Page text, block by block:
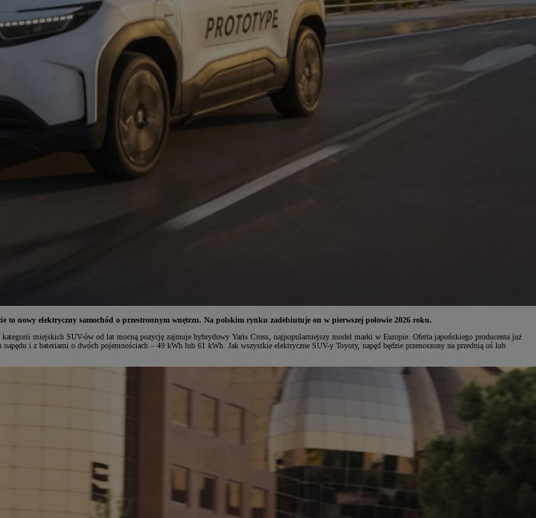
nowy elektryczny samochód o przestronnym wnętrzu. Na polskim rynku zadebiutuje on w pierwszej połowie 2026 roku.
miejskich SUV-ów od lat mocną pozycję zajmuje hybrydowy Yaris Cross, najpopularniejszy model marki w Europie. Oferta japońskiego producenta już
i z bateriami o dwóch pojemnościach – 49 kWh lub 61 kWh. Jak wszystkie elektryczne SUV-y Toyoty, napęd będzie przenoszony na przednią oś lub